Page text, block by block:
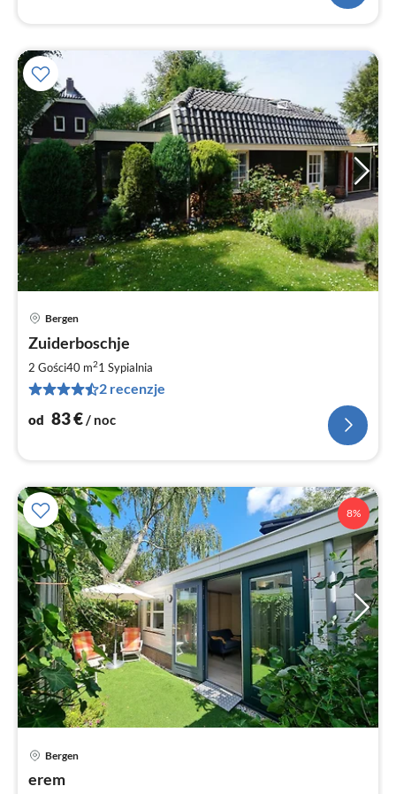
Bergen
Zuiderboschje
2 Gości40 m21 Sypialnia
2 recenzje
od 83€/ noc
8%
Bergen
erem